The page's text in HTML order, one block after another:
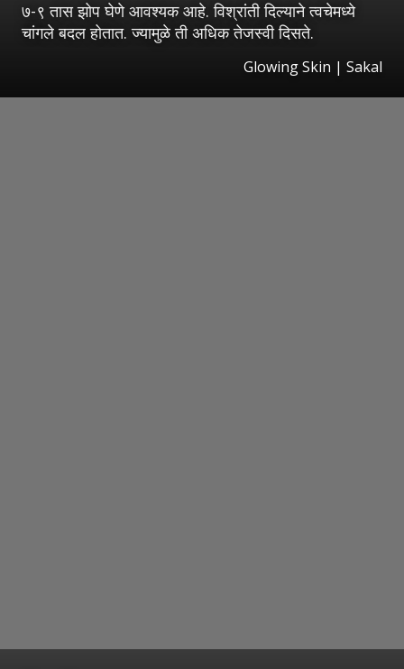
७-९ तास झोप घेणे आवश्यक आहे. विश्रांती दिल्याने त्वचेमध्ये
चांगले बदल होतात. ज्यामुळे ती अधिक तेजस्वी दिसते.
Glowing Skin | Sakal